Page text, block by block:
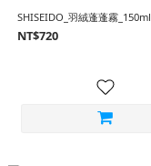
SHISEIDO_羽絨蓬蓬霧_150ml
NT$720